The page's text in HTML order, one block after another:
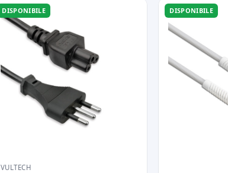
DISPONIBILE
VULTECH
DISPONIBILE